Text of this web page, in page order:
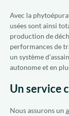
Avec la
usées sont ainsi
production de
performances de
un système
autonome et en
Un service
Nous assurons un